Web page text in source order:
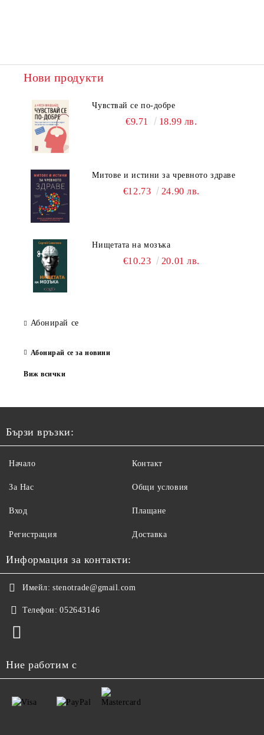
Нови продукти
Чувствай се по-добре
€9.71 18.99 лв.
Митове и истини за чревното здраве
€12.73 24.90 лв.
Нищетата на мозъка
€10.23 20.01 лв.
Абонирай се
Абонирай се за новини
Виж всички
Бързи връзки:
Начало
За Нас
Вход
Регистрация
Контакт
Общи условия
Плащане
Доставка
Информация за контакти:
Имейл: stenotrade@gmail.com
Телефон: 052643146
Ние работим с